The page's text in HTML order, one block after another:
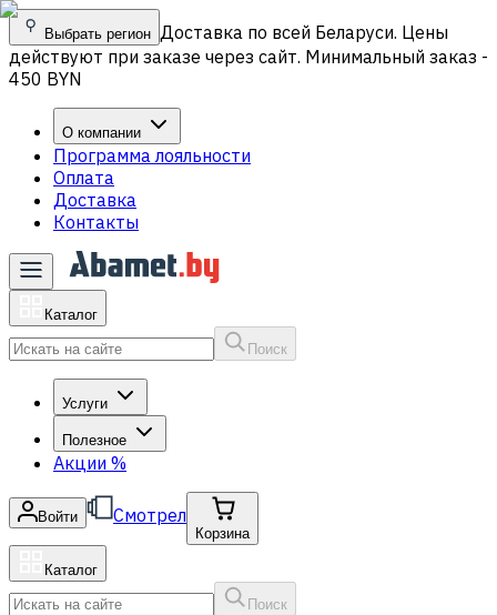
Выбрать регион Доставка по всей Беларуси. Цены
действуют при заказе через сайт. Минимальный заказ -
450 BYN
О компании
Программа лояльности
Оплата
Доставка
Контакты
Каталог
Поиск
Услуги
Полезное
Акции %
Войти Смотрел
Корзина
Каталог
Поиск